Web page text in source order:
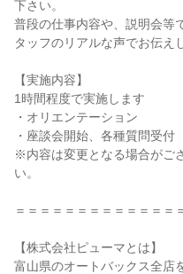
下さい。
普段の仕事内容や、説明会等
タッフのリアルな声でお伝え
【実施内容】
1時間程度で実施します
・オリエンテーション
・座談会開始、各種質問受付
※内容は変更となる場合がご
い。
＝＝＝＝＝＝＝＝＝＝＝＝＝
【株式会社ピューマとは】
富山県のオートバックス全店